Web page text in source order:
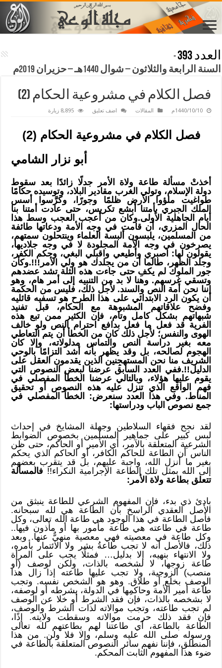
العدد 393
-
السنة الرابعة والثلاثون – شوال 1440هـ – حزيران 2019م
فصل الكلام في مشروعية الحكام (2)
1440/10/10م المقالات اضف تعليق 8,895 زيارة
فصل الكلام في مشروعية الحكام (2)
أبو نزار الشامي
أخذتْ مسألة طاعة ولاة الأمر جدلًا زائدًا بعد سقوط
دولة الإسلام، وتولي الغرب مقادير البلاد، وتوسيده حكامًا
طواغيت ملؤوا الأرض ظلمًا وجورًا، وكرَّسوا أسس
الملك الجبري بأمتنا أبشع تكريس، حتى عادت أمتنا بنا
أيام الجاهلية الأولى.وكان من أعجب العجب وسط هذا
الحال المزري، أن قامت في وجه الأمة ودعاتها طائفة
من المسلمين، يلبسون ألبسة العلماء وينتحلون سمتهم،
يصرخون في وجه الأمة المجلودة لا في وجه جلاديها،
يقولون لها: اصبري وأطيعي واقبلي البغي، وحكم الكفر،
وجلد الظهر، طالما أن من يجلدك هو ولي الأمر!!!.وكأن
جور الملوك لم يكفِ حتى جاءت هذه الثلة تشد عضدهم
وتسقي غرسهم. وهنا لا بد من التنبيه إلى أمر هام، وهو
إننا نحن أمة النص والسند. لأجل ذلك، فليس من الحكمة
أن يكون الرد الابتدائي على هذا الطرح هو تسفيه قائليه
وفضح علاقاتهم المشبوهة مع الحكام، قبل تفنيد
شبهاتهم بشكل كامل وتام، فإن الكثير ممن تبع هذه
الفرية قد فعل ما فعل بدافع احترام النص ولو خالف
الهوى والنفس؛ لأجل ذلك كان من الخطأ أن يتم التعاطي
معه بغير دراسة النص والتماس مدلولاته، وإلا كان
الهجوم لصالحه، بل وقد يظهر بأنه أشد التزامًا بالوحي
الشريف منا نحن المستهجِنين الذين يقدمون العقل على
الدليل!!.ففي العدد السابق عرضنا لبعض النصوص التي
يقوم عليها هؤلاء، وبالتالي عرضنا الخطأ المفصلي في
فهم الواقع الذي تنزل عليه هذه النصوص أو تحقيق
المناط. وفي هذا العدد سنعرض: الخطأ المفصلي في
جمع نصوص الباب ودراستها:
لقد نجح فقهاء السلاطين وجهلة المشايخ في إحداث
لبس كبير على جماهير المسلمين بخصوص الضوابط
الشرعية المتعلقة بالآمر، أي الأمير أو الحاكم، حتى ظن
الناس أن الطاعة للحاكم الكافر، أو الحاكم الذي يحكم
بغير ما أنزل الله، واجبة عليهم، بل قد يتقرب بعضهم
إلى الله بمثل تلك الطاعة الإجرامية النكراء!! فالمسألة
تتعلق بطاعة ولاة الأمر:
بادئ ذي بدء، فإن المفهوم الشرعي للطاعة ينبثق من
الأصل العقدي الراسخ بأن الطاعة هي لله سبحانه.
فأصل الطاعة في هذا الوجود هي طاعة الله تعالى، وكل
طاعة في طاعته هي طاعة مأمور بها أو مأذون فيها..
وكل طاعة في معصيته فهي معصية منهيٌّ عنها. وبعد
ذلك، فالأصل أنه لا تجب طاعةُ بشر ولا الائتمار بأمره،
ولا الانتهاء بنهيه، إلا بدليل… فمثلًا يجب على المرأة
طاعة زوجها، لا لشخصه بالذات، ولكن لوصف (أو
منصب) الزوجية، ولا تجب عليها طاعته إذا زال هذا
الوصف بخلع أو طلاق. وهو هو الشخص نفسه. وتجب
طاعة أمير الأمة وحاكمِها في الدولة، بشرطه أو لوصفه،
لا بشخصه بالذات، فإن فقد الشرط أو خلا عن الوصف
لم تجب طاعته، وتجب موالاته لذات الشرط والوصف،
فإن فقد ذلك حرمت موالاته وسقطت ولايته. إذًا،
الطاعة بالطاعة، أي طاعتنا لهم بطاعتهم لله تعالى
ورسوله صلى الله عليه وسلم، وإلا فلا ولن. من هذا
المنطلق، فإننا نفهم سائر النصوص المتعلقة بالطاعة في
ضوء هذا المفهوم الثابت المحكم.